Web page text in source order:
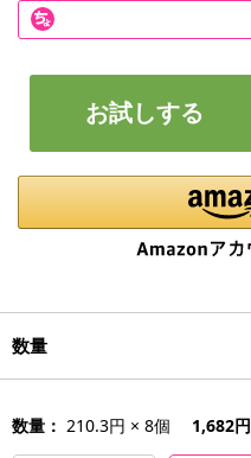
お試しする
数量
数量： 210.3円 × 8個 1,682円